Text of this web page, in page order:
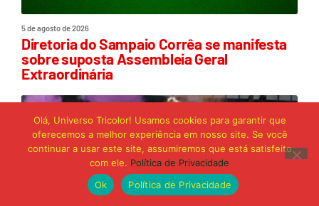
5 de agosto de 2026
Diretoria do Sampaio Corrêa se manifesta
sobre suposta Assembleia Geral
Extraordinária
Olá, Universo Tricolor! Usamos cookies para garantir que
oferecemos a melhor experiência em nosso site. Se você
continuar a usar este site, assumiremos que está satisfeito
com ele. Política de Privacidade
Ok
Política de Privacidade